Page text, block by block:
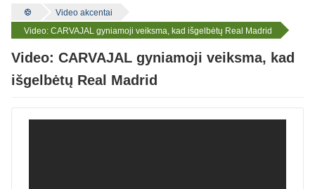
Video akcentai
Video: CARVAJAL gyniamoji veiksma, kad išgelbėtų Real Madrid
Video: CARVAJAL gyniamoji veiksma, kad
išgelbėtų Real Madrid